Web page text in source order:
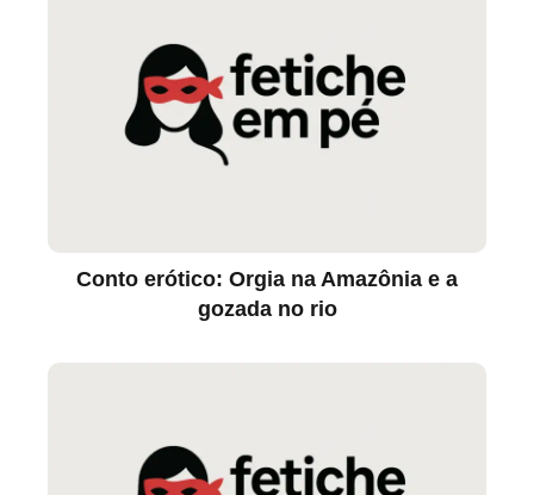
Conto erótico: Orgia na Amazônia e a
gozada no rio